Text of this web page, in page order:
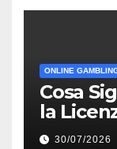
ONLINE
Cosa
la
30/07/2026